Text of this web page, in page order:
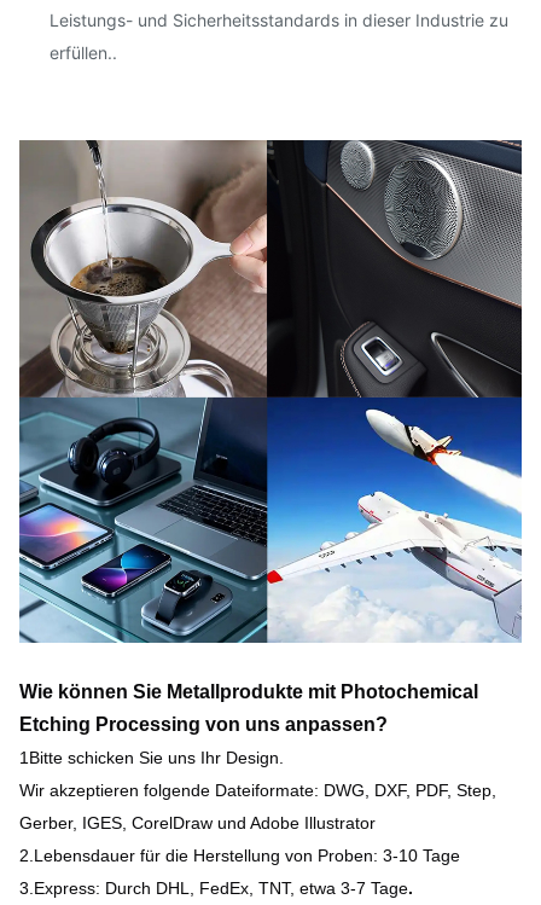
Leistungs- und Sicherheitsstandards in dieser Industrie zu
erfüllen..
Wie können Sie Metallprodukte mit Photochemical
Etching Processing von uns anpassen?
1Bitte schicken Sie uns Ihr Design.
Wir akzeptieren folgende Dateiformate: DWG, DXF, PDF, Step,
Gerber, IGES, CorelDraw und Adobe Illustrator
2.Lebensdauer für die Herstellung von Proben: 3-10 Tage
3.Express: Durch DHL, FedEx, TNT, etwa 3-7 Tage.